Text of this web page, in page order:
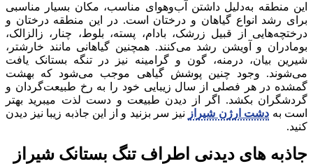
این منطقه به‌دلیل داشتن آب‌وهوای مناسب، مکان بسیار مناسبی
برای رشد انواع گیاهان و درختان است. در این منطقه درختان و
درختچه‌هایی از قبیل زرشک، بادام، پسته، بلوط، چنار، زالزالک،
بومادران و آویشن رشد می‌کنند. همچنین گیاهانی مانند خارشتر،
شیرین بیان، درمنه، گون و گرامینه نیز در تنگه بستانک یافت
می‌شوند. وجود چنین پوشش گیاهی موجب می‌شود که بهشت
گمشده در هر فصلی از سال زیبایی خود را به رخ طبیعت‌گردان و
گردشگران بکشد. اگر از دیدن طبیعت و دست لذت میبرید بهتر
است به دشت ارژن شیراز نیز سر بزنید و از این جاذبه زیبا نیز دیدن
کنید.
جاذبه های دیدنی اطراف تنگ بستانک شیراز